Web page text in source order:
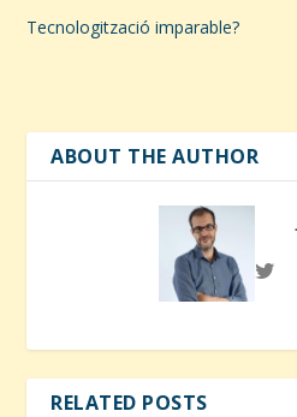
Tecnologització imparable?
ABOUT THE AUTHOR
RELATED POSTS